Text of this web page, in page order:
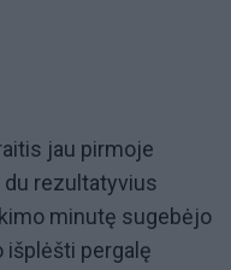
jau pirmoje
rezultatyvius
minutę sugebėjo
išplėšti pergalę